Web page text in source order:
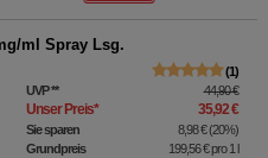
ml Spray Lsg.
1
UVP** 44,90 €
Unser Preis* 35,92 €
Sie sparen 8,98 €(20%)
Grundpreis
199,56 €pro 1 l